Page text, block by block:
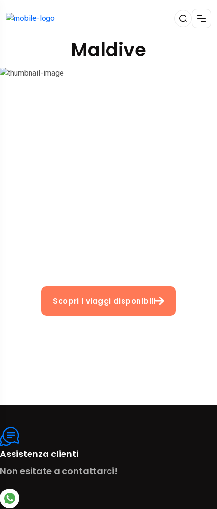
Maldive
Scopri i viaggi disponibili
Assistenza clienti
Non esitate a contattarci!